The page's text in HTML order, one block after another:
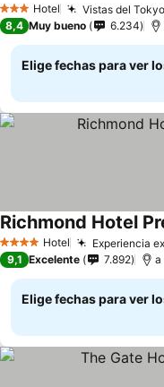
3 Estrellas
Hotel Vistas del
8,4 Muy bueno 6.234
Elige fechas para ver
4 EstrellasHotel Experiencia
Richmond Hotel
9,1 Excelente 7.892 a
Elige fechas para ver